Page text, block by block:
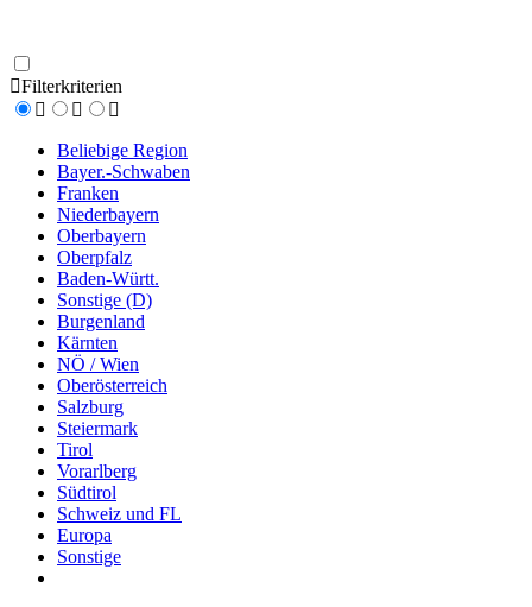
Filterkriterien
Beliebige Region
Bayer.-Schwaben
Franken
Niederbayern
Oberbayern
Oberpfalz
Baden-Württ.
Sonstige (D)
Burgenland
Kärnten
NÖ / Wien
Oberösterreich
Salzburg
Steiermark
Tirol
Vorarlberg
Südtirol
Schweiz und FL
Europa
Sonstige